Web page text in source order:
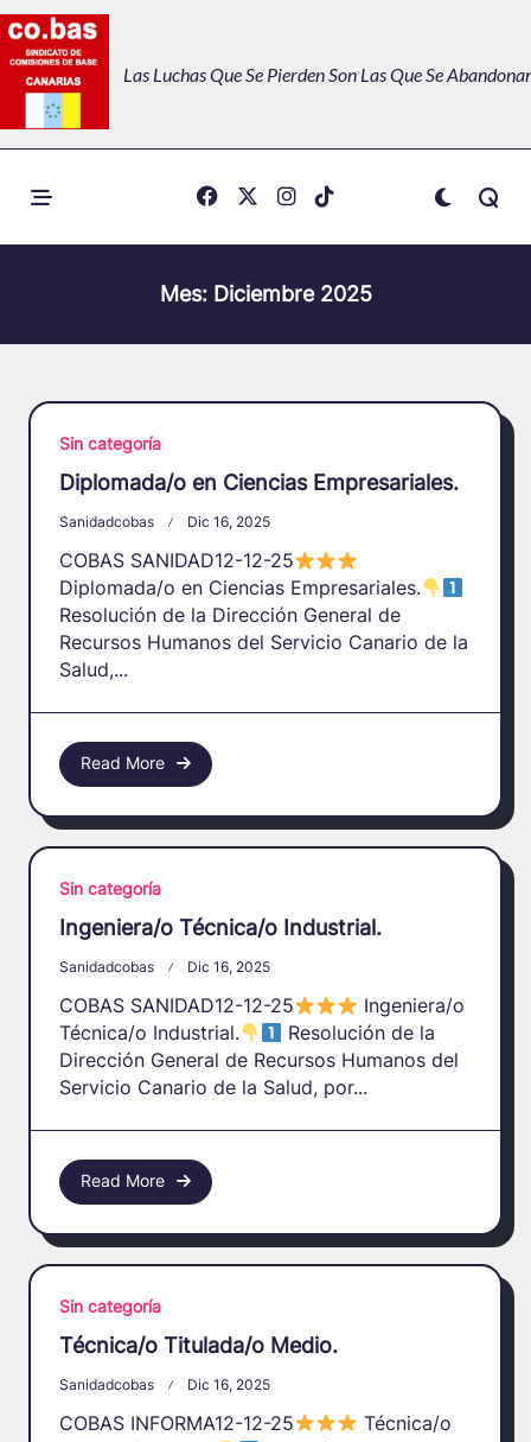
Skip
to
content
Las Luchas Que Se Pierden Son Las Que Se
Mes: Diciembre 2025
Sin categoría
Diplomada/o en Ciencias Empresariales.
Sanidadcobas Dic 16, 2025
COBAS SANIDAD12-12-25
Diplomada/o en Ciencias Empresariales.
Resolución de la Dirección General de
Recursos Humanos del Servicio Canario de la
Salud,...
Read More
Sin categoría
Ingeniera/o Técnica/o Industrial.
Sanidadcobas Dic 16, 2025
COBAS SANIDAD12-12-25
Ingeniera/o
Técnica/o Industrial.
Resolución de la
Dirección General de Recursos Humanos del
Servicio Canario de la Salud, por...
Read More
Sin categoría
Técnica/o Titulada/o Medio.
Sanidadcobas Dic 16, 2025
COBAS INFORMA12-12-25
Técnica/o